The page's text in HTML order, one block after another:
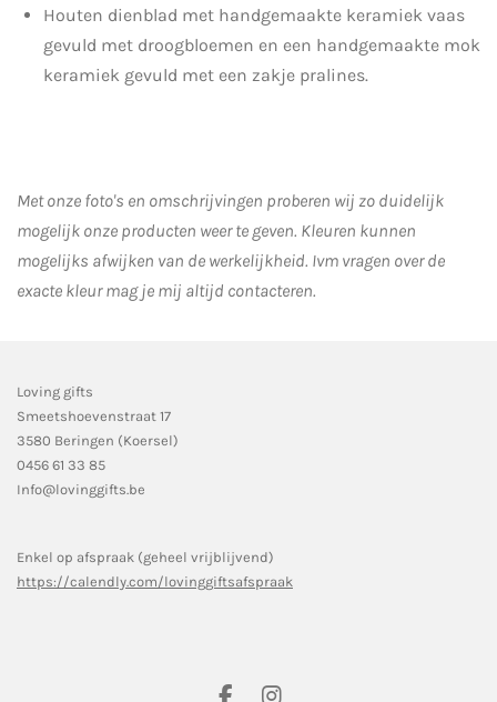
Houten dienblad met handgemaakte keramiek vaas
gevuld met droogbloemen en een handgemaakte mok
keramiek gevuld met een zakje pralines.
Met onze foto's en omschrijvingen proberen wij zo duidelijk
mogelijk onze producten weer te geven. Kleuren kunnen
mogelijks afwijken van de werkelijkheid. Ivm vragen over de
exacte kleur mag je mij altijd contacteren.
Loving gifts
Smeetshoevenstraat 17
3580 Beringen (Koersel)
0456 61 33 85
Info@lovinggifts.be
Enkel op afspraak (geheel vrijblijvend)
https://calendly.com/lovinggiftsafspraak